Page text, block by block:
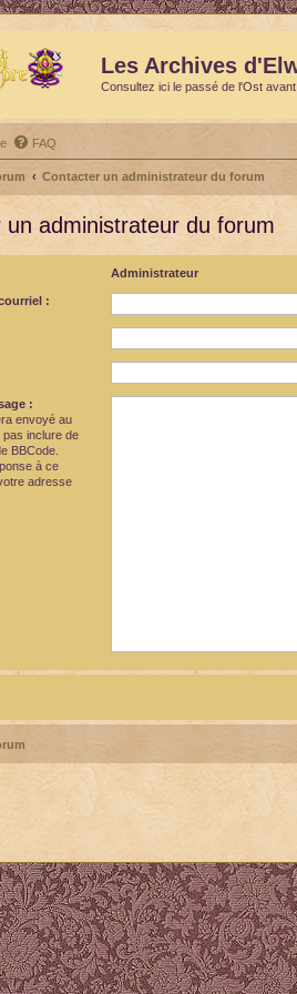
Les Archives
Consultez ici le passé de l'Ost
FAQ
Contacter un administrateur du forum
un administrateur du forum
Administrateur
:
:
envoyé au
inclure de
BBCode.
à ce
adresse